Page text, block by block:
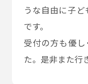
うな自由に子
です。
受付の方も優
た。是非また行